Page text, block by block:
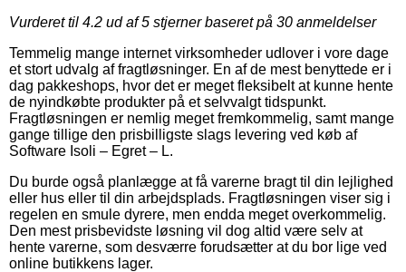
Vurderet til 4.2 ud af 5 stjerner baseret på 30 anmeldelser
Temmelig mange internet virksomheder udlover i vore dage
et stort udvalg af fragtløsninger. En af de mest benyttede er i
dag pakkeshops, hvor det er meget fleksibelt at kunne hente
de nyindkøbte produkter på et selvvalgt tidspunkt.
Fragtløsningen er nemlig meget fremkommelig, samt mange
gange tillige den prisbilligste slags levering ved køb af
Software Isoli – Egret – L.
Du burde også planlægge at få varerne bragt til din lejlighed
eller hus eller til din arbejdsplads. Fragtløsningen viser sig i
regelen en smule dyrere, men endda meget overkommelig.
Den mest prisbevidste løsning vil dog altid være selv at
hente varerne, som desværre forudsætter at du bor lige ved
online butikkens lager.